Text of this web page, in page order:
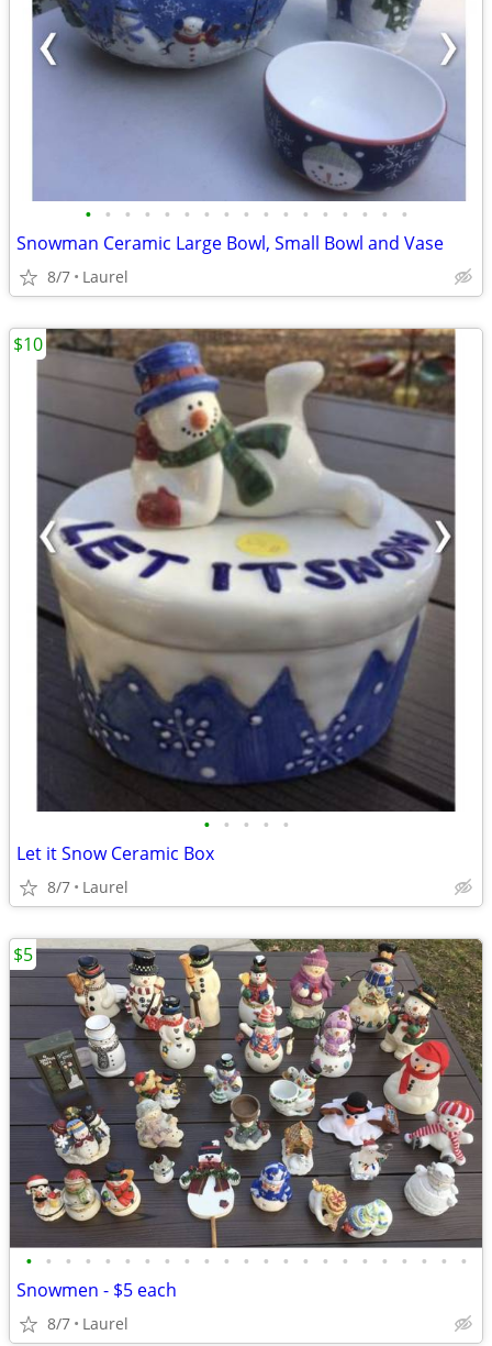
• • • • • • • • • • • • • • • • •
Snowman Ceramic Large Bowl, Small Bowl and Vase
8/7 Laurel
• • • • •
Let it Snow Ceramic Box
8/7 Laurel
$10
• • • • • • • • • • • • • • • • • • • • • • •
Snowmen - $5 each
8/7 Laurel
$5